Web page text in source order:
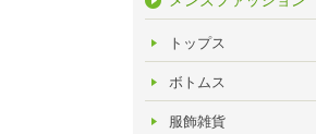
トップス
ボトムス
服飾雑貨